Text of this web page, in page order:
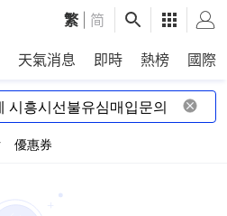
繁 简
天氣消息 即時 熱榜 國際